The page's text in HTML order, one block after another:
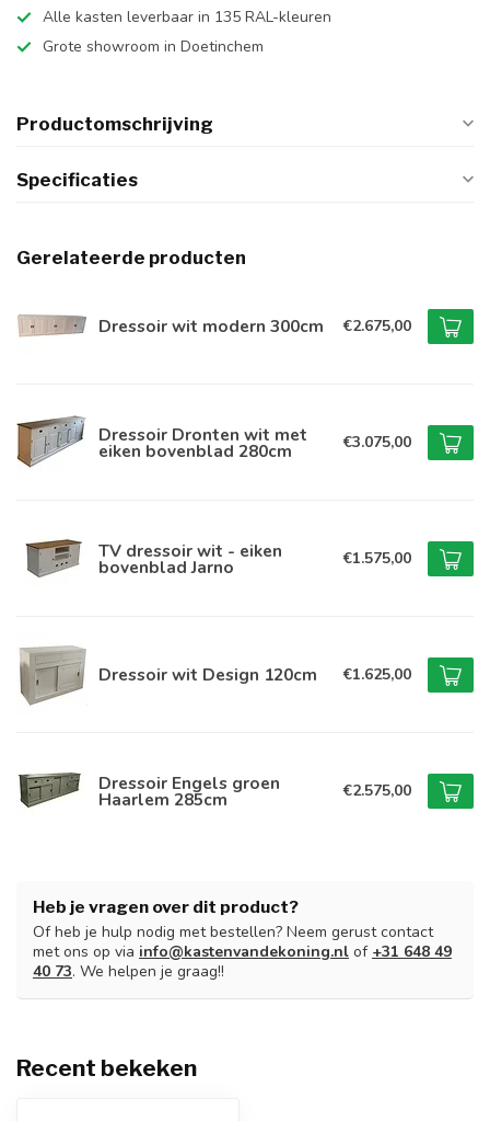
Alle kasten leverbaar in 135 RAL-kleuren
Grote showroom in Doetinchem
Productomschrijving
Specificaties
Gerelateerde producten
Dressoir wit modern 300cm €2.675,00
Dressoir Dronten wit met
eiken bovenblad 280cm €3.075,00
TV dressoir wit - eiken
bovenblad Jarno €1.575,00
Dressoir wit Design 120cm €1.625,00
Dressoir Engels groen
Haarlem 285cm €2.575,00
Heb je vragen over dit product?
Of heb je hulp nodig met bestellen? Neem gerust contact
met ons op via info@kastenvandekoning.nl of +31 648 49
40 73. We helpen je graag!!
Recent bekeken